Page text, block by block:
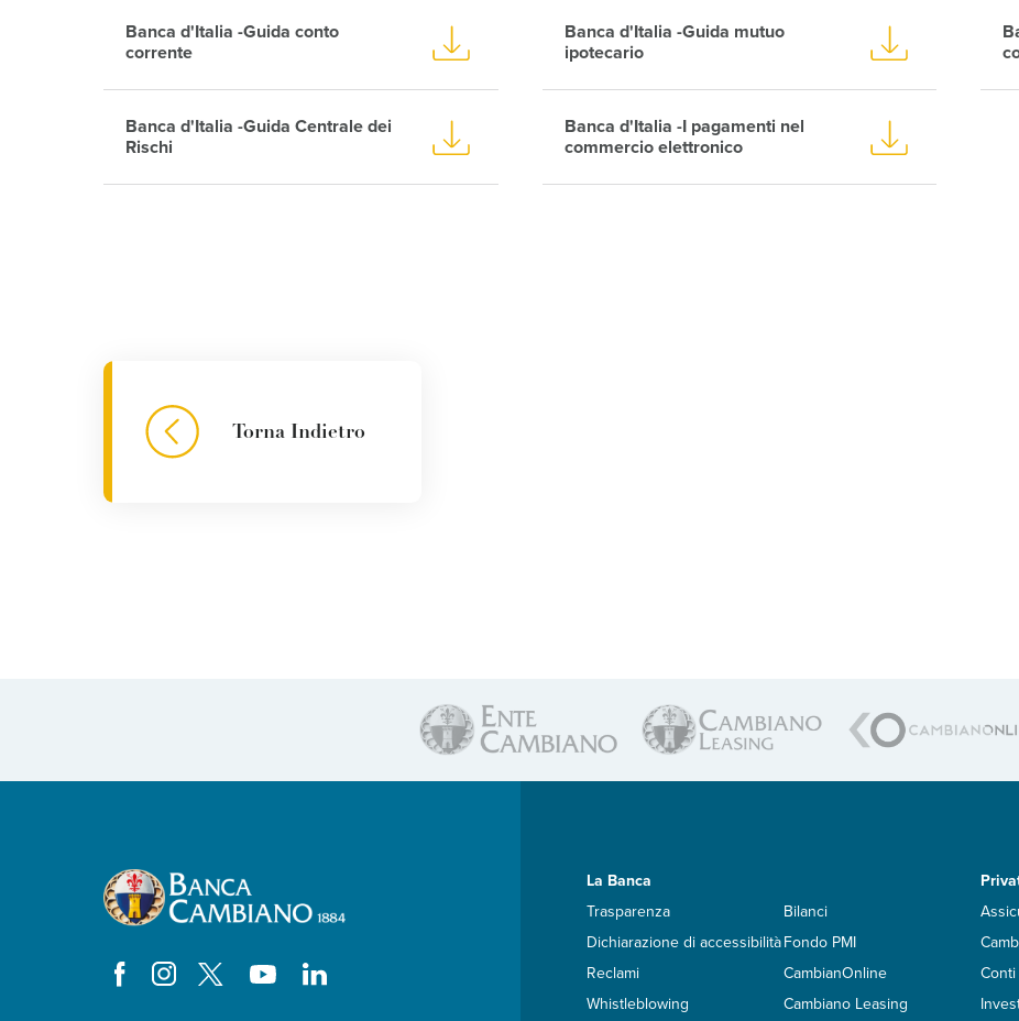
Banca d'Italia -Guida conto
corrente
Banca d'Italia -Guida mutuo
ipotecario
Banca d'Italia -Guida Centrale dei
Rischi
Banca d'Italia -I pagamenti nel
commercio elettronico
Torna Indietro
La Banca
Trasparenza
Dichiarazione di accessibilità
Reclami
Whistleblowing
Bilanci
Fondo PMI
CambianOnline
Cambiano Leasing